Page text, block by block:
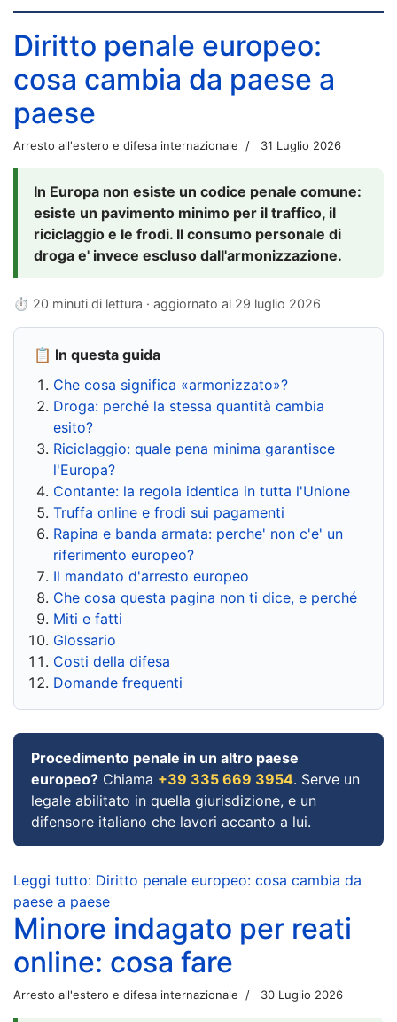
Diritto penale europeo:
cosa cambia da paese a
paese
Arresto all'estero e difesa internazionale 31 Luglio 2026
In Europa non esiste un codice penale comune:
esiste un pavimento minimo per il traffico, il
riciclaggio e le frodi. Il consumo personale di
droga e' invece escluso dall'armonizzazione.
⏱ 20 minuti di lettura · aggiornato al 29 luglio 2026
📋 In questa guida
Che cosa significa «armonizzato»?
Droga: perché la stessa quantità cambia
esito?
Riciclaggio: quale pena minima garantisce
l'Europa?
Contante: la regola identica in tutta l'Unione
Truffa online e frodi sui pagamenti
Rapina e banda armata: perche' non c'e' un
riferimento europeo?
Il mandato d'arresto europeo
Che cosa questa pagina non ti dice, e perché
Miti e fatti
Glossario
Costi della difesa
Domande frequenti
Procedimento penale in un altro paese
europeo? Chiama +39 335 669 3954. Serve un
legale abilitato in quella giurisdizione, e un
difensore italiano che lavori accanto a lui.
Leggi tutto: Diritto penale europeo: cosa cambia da
paese a paese
Minore indagato per reati
online: cosa fare
Arresto all'estero e difesa internazionale 30 Luglio 2026